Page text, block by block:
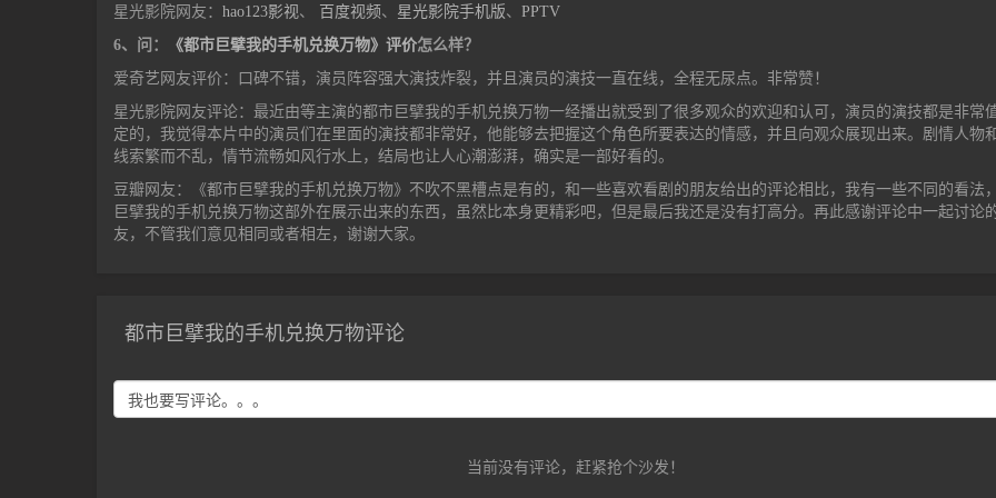
星光影院网友： hao123影视、 百度视频、 星光影院手机版、 PPTV
6、问：
《都市巨擘我的手机兑换万物》评价怎么样？
爱奇艺网友评价：口碑不错，演员阵容强大演技炸裂，并且演员的演技一直在线，全程无尿点。非常赞！
星光影院网友评论：最近由等主演的都市巨擘我的手机兑换万物一经播出就受到了很多观众的欢迎和认可，演员的演技都是非常
定的，我觉得本片中的演员们在里面的演技都非常好，他能够去把握这个角色所要表达的情感，并且向观众展现出来。剧情人物
线索繁而不乱，情节流畅如风行水上，结局也让人心潮澎湃，确实是一部好看的。
豆瓣网友：《都市巨擘我的手机兑换万物》不吹不黑槽点是有的，和一些喜欢看剧的朋友给出的评论相比，我有一些不同的看法
巨擘我的手机兑换万物这部外在展示出来的东西，虽然比本身更精彩吧，但是最后我还是没有打高分。再此感谢评论中一起讨论
友，不管我们意见相同或者相左，谢谢大家。
都市巨擘我的手机兑换万物评论
当前没有评论，赶紧抢个沙发！